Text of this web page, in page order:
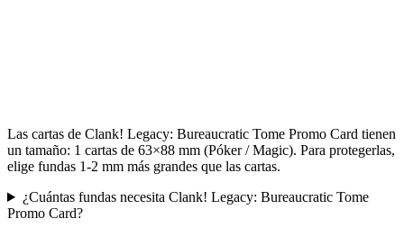
Las cartas de Clank! Legacy: Bureaucratic Tome Promo Card tienen
un tamaño: 1 cartas de 63×88 mm (Póker / Magic). Para protegerlas,
elige fundas 1-2 mm más grandes que las cartas.
¿Cuántas fundas necesita Clank! Legacy: Bureaucratic Tome
Promo Card?